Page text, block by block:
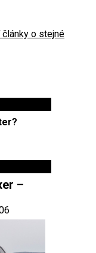
články o stejné
–